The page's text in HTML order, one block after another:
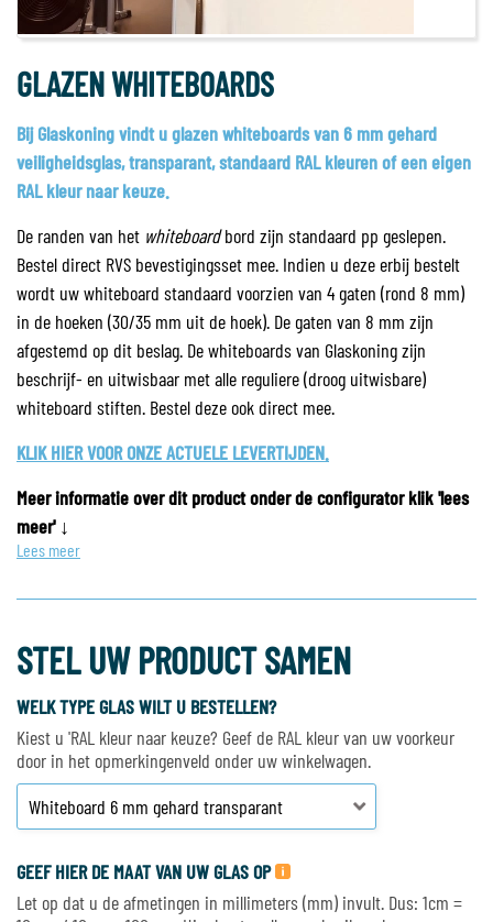
GLAZEN WHITEBOARDS
Bij Glaskoning vindt u glazen whiteboards van 6 mm gehard
veiligheidsglas, transparant, standaard RAL kleuren of een eigen
RAL kleur naar keuze.
De randen van het whiteboardbord zijn standaard pp geslepen.
Bestel direct RVS bevestigingsset mee. Indien u deze erbij bestelt
wordt uw whiteboard standaard voorzien van 4 gaten (rond 8 mm)
in de hoeken (30/35 mm uit de hoek). De gaten van 8 mm zijn
afgestemd op dit beslag. De whiteboards van Glaskoning zijn
beschrijf- en uitwisbaar met alle reguliere (droog uitwisbare)
whiteboard stiften. Bestel deze ook direct mee.
KLIK HIER VOOR ONZE ACTUELE LEVERTIJDEN.
Meer informatie over dit product onder de configurator klik 'lees
meer' ↓
Lees meer
STEL UW PRODUCT SAMEN
WELK TYPE GLAS WILT U BESTELLEN?
Kiest u 'RAL kleur naar keuze? Geef de RAL kleur van uw voorkeur
door in het opmerkingenveld onder uw winkelwagen.
GEEF HIER DE MAAT VAN UW GLAS OP
Let op dat u de afmetingen in millimeters (mm) invult. Dus: 1cm =